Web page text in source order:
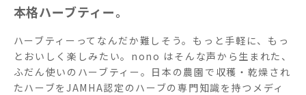
本格ハーブティー。
ハーブティーってなんだか難しそう。もっと手軽に、もっ
とおいしく楽しみたい。nono はそんな声から生まれた、
ふだん使いのハーブティー。日本の農園で収穫・乾燥され
たハーブをJAMHA認定のハーブの専門知識を持つメディ